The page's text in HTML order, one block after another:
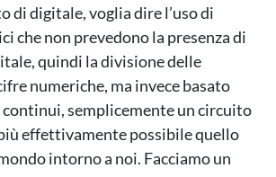
di digitale, voglia dire l’uso di
che non prevedono la presenza di
quindi la divisione delle
numeriche, ma invece basato
continui, semplicemente un circuito
effettivamente possibile quello
intorno a noi. Facciamo un